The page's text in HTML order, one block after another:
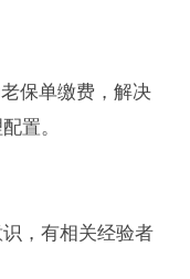
保单缴费，解决
置。
，有相关经验者